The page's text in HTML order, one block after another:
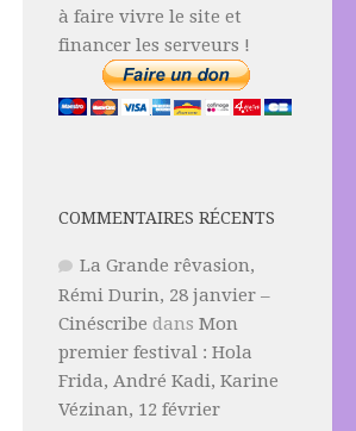
à faire vivre le site et
financer les serveurs !
COMMENTAIRES RÉCENTS
La Grande rêvasion,
Rémi Durin, 28 janvier –
Cinéscribe dans Mon
premier festival : Hola
Frida, André Kadi, Karine
Vézinan, 12 février